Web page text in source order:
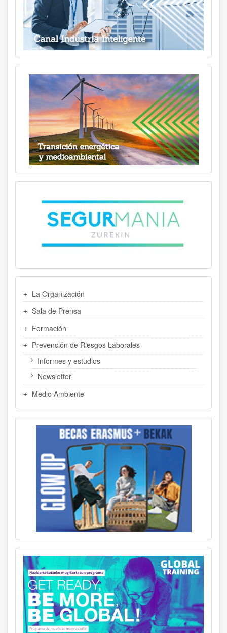
LATERAL
La Organización
Sala de Prensa
Formación
Prevención de Riesgos Laborales
Informes y estudios
Newsletter
Medio Ambiente